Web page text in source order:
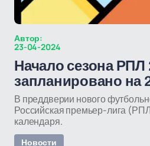
Автор:
23-04-2024
Начало сезона РПЛ
запланировано на
В преддверии нового
Российская премьер-лига
календаря.
Новости